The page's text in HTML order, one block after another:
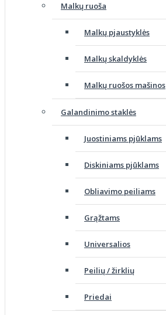
Malkų ruoša
Malkų pjaustyklės
Malkų skaldyklės
Malkų ruošos mašinos
Galandinimo staklės
Juostiniams pjūklams
Diskiniams pjūklams
Obliavimo peiliams
Grąžtams
Universalios
Peilių / žirklių
Priedai